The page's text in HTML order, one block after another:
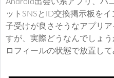
ットSNSとID交換掲示板を
子受けが良さそうなアプリ
すが、実際どうなんでしょ
ロフィールの状態で放置して